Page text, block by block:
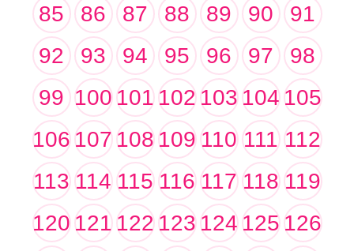
85
86 87 88 89 90
91
92
93 94 95 96 97
98
99 100101102103104105
106107108109110 111 112
113 114 115 116 117 118 119
120121122123124125126